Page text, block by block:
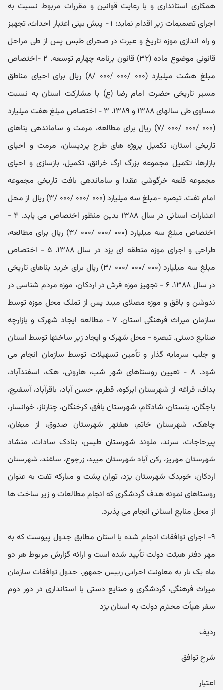
همکاری استانداری و با رعایت قوانین و مقررات مربوط نسبت به
اجرای تصمیمات زیر اقدام نماید: ۱ - پیش بینی اعتبار احداث، تجهیز
و راه اندازی موزه تاریخ و عبرت در صحرای طبس پس از طی مراحل
قانونی موضوع ماده (۳۲) قانون برنامه چهارم توسعه. ۲ -اختصاص
مبلغ هشت میلیارد (۰۰۰ /۰۰۰ /۰۰۰ /۸) ریال برای احیای مناطق
مسیر تاریخی حضرت امام رضا (ع) با مشارکت استان به نسبت
مساوی طی سالهای ۱۳۸۸ و ۱۳۸۹. ۳ - اختصاص مبلغ هفت میلیارد
(۰۰۰ /۰۰۰ /۰۰۰ /۷) ریال برای مطالعه، مرمت و ساماندهی بناهای
تاریخی استان، تکمیل پروژه های طرح پردیسان، مرمت و احیای
بازارها، تکمیل مجموعه بزرگ ارگ خرانق، تکمیل، بازسازی و احیای
مجموعه قلعه خرگوشی عقدا و ساماندهی بافت تاریخی مجموعه
امام تفت. تبصره -مبلغ سه میلیارد (۰۰۰ /۰۰۰ /۰۰۰ /۳) ریال از محل
اعتبارات استانی در سال ۱۳۸۸ بدین منظور اختصاص می یابد. ۴ -
اختصاص مبلغ سه میلیارد (۰۰۰ /۰۰۰ /۰۰۰ /۳) ریال برای مطالعه،
طراحی و اجرای موزه منطقه ای یزد در سال ۱۳۸۸. ۵ - اختصاص
مبلغ سه میلیارد (۰۰۰ /۰۰۰ /۰۰۰ /۳) ریال برای خرید بناهای تاریخی
در سال ۱۳۸۸. ۶ - تجهیز موزه فرش در اردکان، موزه مردم شناسی در
ندوشن و بافق و موزه مصلای میبد پس از تملک محل موزه توسط
سازمان میراث فرهنگی استان. ۷ - مطالعه ایجاد شهرک و بازارچه
صنایع دستی. تبصره - محل شهرک و ایجاد زیر ساختها توسط استان
و جلب سرمایه گذار و تأمین تسهیلات توسط سازمان انجام می
شود. ۸ - تعیین روستاهای شهر شب، هارونی، هک، اسفندآباد،
بداف، فراغه از شهرستان ابرکوه، قطرم، حسن آباد، باقرآباد، آسفیچ،
باجگان، بنستان، شادکام، شهرستان بافق، کرخنگان، چنارناز، خوانسار،
چاهک، شهرستان خاتم، هفتهر شهرستان صدوق، از میغان،
پیرحاجات، سرند، ملوند شهرستان طبس، بنادک سادات، منشاد
شهرستان مهریز، رکن آباد شهرستان میبد، زرجوع، ساغند، شهرستان
اردکان، خویدک شهرستان یزد، توران پشت و مبارکه تفت به عنوان
روستاهای نمونه هدف گردشگری که انجام مطالعات و زیر ساخت ها
از محل منابع استانی انجام می پذیرد.
۹- اجرای توافقات انجام شده با استان مطابق جدول پیوست که به
مهر دفتر هیئت دولت تأیید شده است و ارائه گزارش مربوط هر دو
ماه یک بار به معاونت اجرایی رییس جمهور. جدول توافقات سازمان
میراث فرهنگی، گردشگری و صنایع دستی با استانداری در دور دوم
سفر هیأت محترم دولت به استان یزد
ردیف
شرح توافق
اعتبار